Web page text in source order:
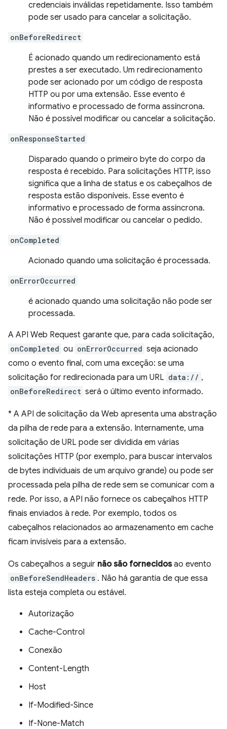
credenciais inválidas repetidamente. Isso também
pode ser usado para cancelar a solicitação.
onBeforeRedirect
É acionado quando um redirecionamento está
prestes a ser executado. Um redirecionamento
pode ser acionado por um código de resposta
HTTP ou por uma extensão. Esse evento é
informativo e processado de forma assíncrona.
Não é possível modificar ou cancelar a solicitação.
onResponseStarted
Disparado quando o primeiro byte do corpo da
resposta é recebido. Para solicitações HTTP, isso
significa que a linha de status e os cabeçalhos de
resposta estão disponíveis. Esse evento é
informativo e processado de forma assíncrona.
Não é possível modificar ou cancelar o pedido.
onCompleted
Acionado quando uma solicitação é processada.
onErrorOccurred
é acionado quando uma solicitação não pode ser
processada.
A API Web Request garante que, para cada solicitação,
onCompleted ou onErrorOccurred seja acionado
como o evento final, com uma exceção: se uma
solicitação for redirecionada para um URL data:// ,
onBeforeRedirect será o último evento informado.
* A API de solicitação da Web apresenta uma abstração
da pilha de rede para a extensão. Internamente, uma
solicitação de URL pode ser dividida em várias
solicitações HTTP (por exemplo, para buscar intervalos
de bytes individuais de um arquivo grande) ou pode ser
processada pela pilha de rede sem se comunicar com a
rede. Por isso, a API não fornece os cabeçalhos HTTP
finais enviados à rede. Por exemplo, todos os
cabeçalhos relacionados ao armazenamento em cache
ficam invisíveis para a extensão.
Os cabeçalhos a seguir não são fornecidosao evento
onBeforeSendHeaders . Não há garantia de que essa
lista esteja completa ou estável.
Autorização
Cache-Control
Conexão
Content-Length
Host
If-Modified-Since
If-None-Match